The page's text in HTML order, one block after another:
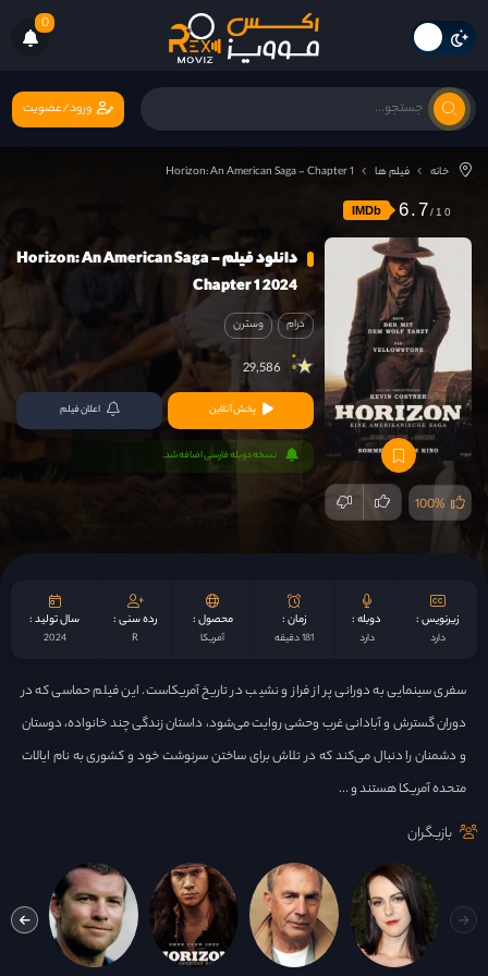
0
ورود/عضویت
خانه فیلم ها Horizon: An American Saga - Chapter 1
IMDb 6.7
100%
دانلود فیلم Horizon: An American Saga –
Chapter 1 2024
درام وسترن
29,586
پخش آنلاین اعلان فیلم
نسخه دوبله فارسی اضافه شد.
زیرنویس :
دارد
دوبله :
دارد
زمان :
181 دقیقه
محصول :
آمریکا
رده سنی :
R
سال تولید :
2024
سفری سینمایی به دورانی پر از فراز و نشیب در تاریخ آمریکاست. این فیلم حماسی که در
دوران گسترش و آبادانی غرب وحشی روایت می‌شود، داستان‌ زندگی چند خانواده، دوستان
و دشمنان را دنبال می‌کند که در تلاش برای ساختن سرنوشت خود و کشوری به نام ایالات
متحده آمریکا هستند و ...
بازیگران